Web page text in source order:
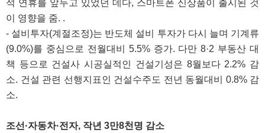
석 연휴를 앞두고 있었던 데다, 스마트폰 신상품이 출시된 것
이 영향을 줌. .
- 설비투자(계절조정)는 반도체 설비 투자가 다시 늘며 기계류
(9.0%)를 중심으로 전월대비 5.5% 증가. 다만 8·2 부동산 대
책 등으로 건설사 시공실적인 건설기성은 8월보다 2.2% 감
소. 건설 관련 선행지표인 건설수주도 전년 동월대비 0.8% 감
소.
조선·자동차·전자, 작년 3만8천명 감소